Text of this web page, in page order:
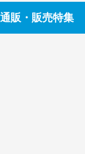
販・販売特集